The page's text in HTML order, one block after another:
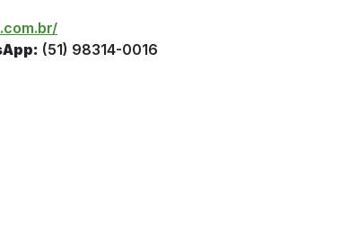
(51) 98314-0016